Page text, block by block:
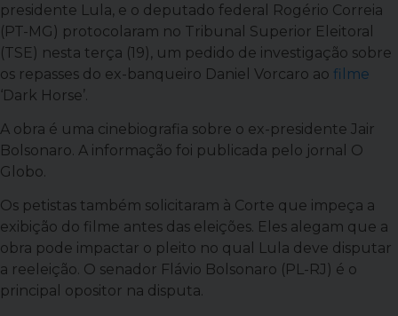
presidente Lula, e o deputado federal Rogério Correia
(PT-MG) protocolaram no Tribunal Superior Eleitoral
(TSE) nesta terça (19), um pedido de investigação sobre
os repasses do ex-banqueiro Daniel Vorcaro ao filme
‘Dark Horse’.
A obra é uma cinebiografia sobre o ex-presidente Jair
Bolsonaro. A informação foi publicada pelo jornal O
Globo.
Os petistas também solicitaram à Corte que impeça a
exibição do filme antes das eleições. Eles alegam que a
obra pode impactar o pleito no qual Lula deve disputar
a reeleição. O senador Flávio Bolsonaro (PL-RJ) é o
principal opositor na disputa.